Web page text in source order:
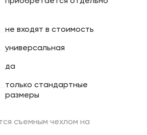
не входят в стоимость
универсальная
да
только стандартные
размеры
съемным чехлом на